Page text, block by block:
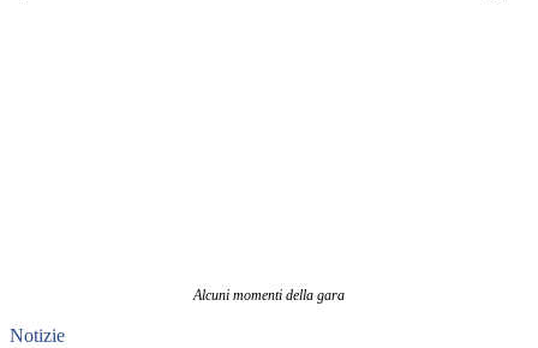
Alcuni momenti della gara
Notizie